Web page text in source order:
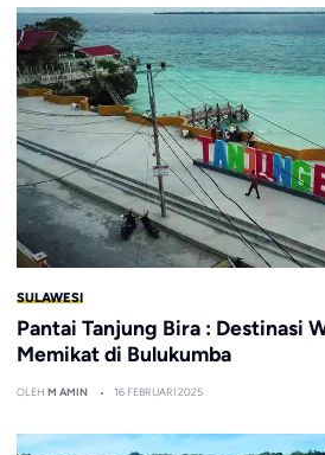
SULAWESI
Pantai Tanjung Bira : Destinasi
Memikat di Bulukumba
OLEH M AMIN 16 FEBRUARI 2025